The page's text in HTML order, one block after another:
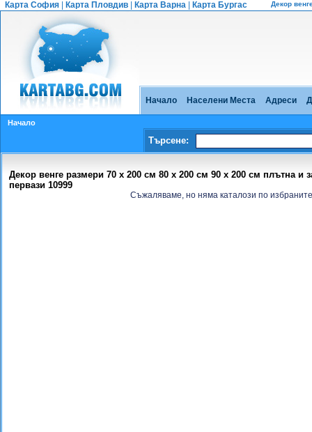
Карта София Карта Пловдив Карта Варна Карта Бургас Декор
Начало Населени Места Адреси
Начало
Търсене:
Декор венге размери 70 x 200 см 80 x 200 см 90 x 200 см плътна и
первази 10999
Съжаляваме, но няма каталози по